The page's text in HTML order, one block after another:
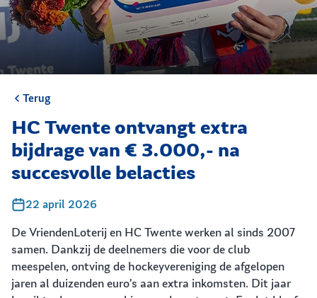
Terug
HC Twente ontvangt extra
bijdrage van € 3.000,- na
succesvolle belacties
22 april 2026
De VriendenLoterij en HC Twente werken al sinds 2007
samen. Dankzij de deelnemers die voor de club
meespelen, ontving de hockeyvereniging de afgelopen
jaren al duizenden euro’s aan extra inkomsten. Dit jaar